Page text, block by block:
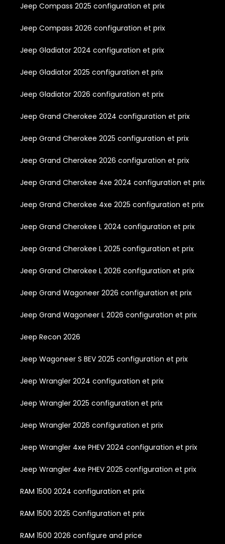
Jeep Compass 2025 configuration et prix
Jeep Compass 2026 configuration et prix
Jeep Gladiator 2024 configuration et prix
Jeep Gladiator 2025 configuration et prix
Jeep Gladiator 2026 configuration et prix
Jeep Grand Cherokee 2024 configuration et prix
Jeep Grand Cherokee 2025 configuration et prix
Jeep Grand Cherokee 2026 configuration et prix
Jeep Grand Cherokee 4xe 2024 configuration et prix
Jeep Grand Cherokee 4xe 2025 configuration et prix
Jeep Grand Cherokee L 2024 configuration et prix
Jeep Grand Cherokee L 2025 configuration et prix
Jeep Grand Cherokee L 2026 configuration et prix
Jeep Grand Wagoneer 2026 configuration et prix
Jeep Grand Wagoneer L 2026 configuration et prix
Jeep Recon 2026
Jeep Wagoneer S BEV 2025 configuration et prix
Jeep Wrangler 2024 configuration et prix
Jeep Wrangler 2025 configuration et prix
Jeep Wrangler 2026 configuration et prix
Jeep Wrangler 4xe PHEV 2024 configuration et prix
Jeep Wrangler 4xe PHEV 2025 configuration et prix
RAM 1500 2024 configuration et prix
RAM 1500 2025 Configuration et prix
RAM 1500 2026 configure and price